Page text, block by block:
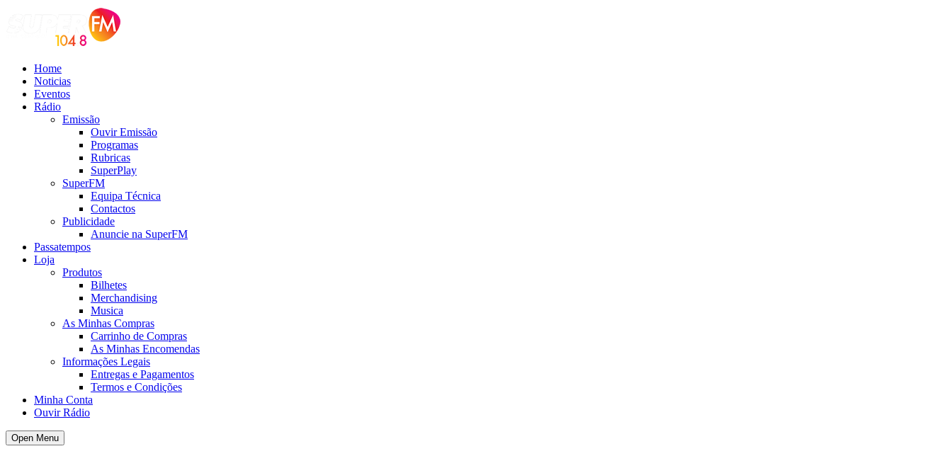
Home
Noticias
Eventos
Rádio
Emissão
Ouvir Emissão
Programas
Rubricas
SuperPlay
SuperFM
Equipa Técnica
Contactos
Publicidade
Anuncie na SuperFM
Passatempos
Loja
Produtos
Bilhetes
Merchandising
Musica
As Minhas Compras
Carrinho de Compras
As Minhas Encomendas
Informações Legais
Entregas e Pagamentos
Termos e Condições
Minha Conta
Ouvir Rádio
Open Menu